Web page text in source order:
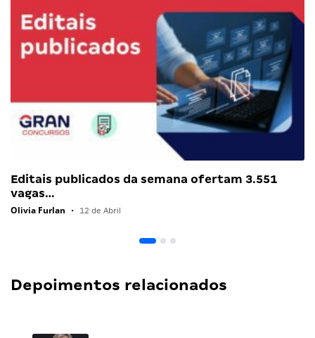
Editais publicados da semana ofertam 3.551
vagas…
Olivia Furlan • 12 de Abril
Depoimentos relacionados